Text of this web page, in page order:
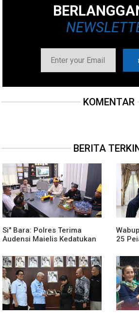
KOMENTAR
BERITA
Si" Bara: Polres Terima
Audensi Majelis Kedatukan
25
Cepat